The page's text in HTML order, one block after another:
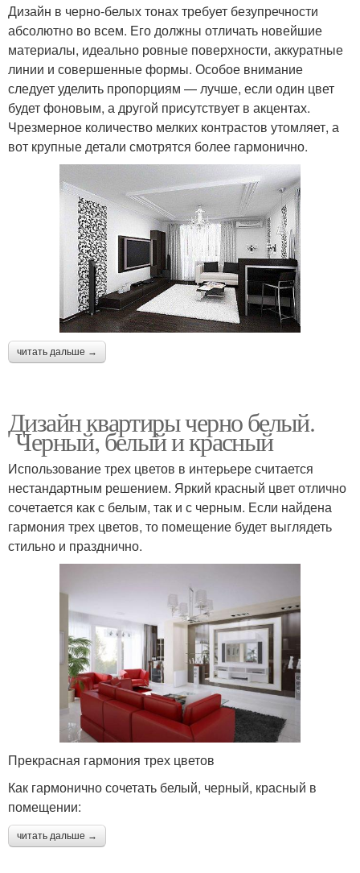
Дизайн в черно-белых тонах требует безупречности
абсолютно во всем. Его должны отличать новейшие
материалы, идеально ровные поверхности, аккуратные
линии и совершенные формы. Особое внимание
следует уделить пропорциям — лучше, если один цвет
будет фоновым, а другой присутствует в акцентах.
Чрезмерное количество мелких контрастов утомляет, а
вот крупные детали смотрятся более гармонично.
читать дальше →
Дизайн квартиры черно белый.
Черный, белый и красный
Использование трех цветов в интерьере считается
нестандартным решением. Яркий красный цвет отлично
сочетается как с белым, так и с черным. Если найдена
гармония трех цветов, то помещение будет выглядеть
стильно и празднично.
Прекрасная гармония трех цветов
Как гармонично сочетать белый, черный, красный в
помещении:
читать дальше →